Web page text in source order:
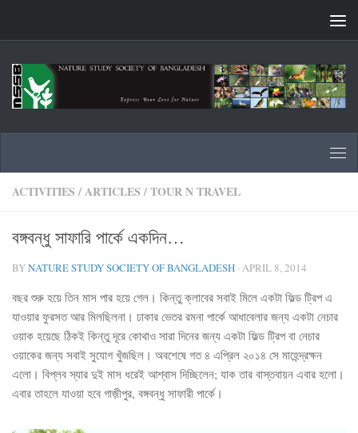
ACTIVITIES /ARTICLES /TOUR N TRAVEL
বঙ্গবন্ধু সাফারি পার্কে একদিন…
BYNATURE STUDY SOCIETY OF BANGLADESH · APRIL 8, 2014
বছর শুরু হয়ে তিন মাস পার হয়ে গেল। কিন্তু ক্লাবের সবাই মিলে একটা ফিল্ড ট্রিপ এ
যাওয়ার ফুরসত আর মিলছিলনা। ঢাকার ভেতর রমনা পার্কে আধাবেলার জন্য একটা নেচার
ওয়াক হয়েছে ঠিকই কিন্তু দূরে কোথাও সারা দিনের জন্য একটা ফিল্ড ট্রিপ বা নেচার
ওয়াকের জন্য সবাই সুযোগ খুঁজছিল। অবশেষে গত ৪ এপ্রিল ২০১৪ সে মাহেন্দ্রক্ষন
এলো। বিপ্লব স্যার দুই মাস ধরেই আশ্বাস দিচ্ছিলেন; যাক তার বাস্তবায়ন এবার হলো।
এবার তাহলে যাওয়া হবে গাজ়ীপুর, বঙ্গবন্ধু সাফারী পার্কে।